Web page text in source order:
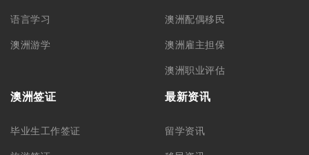
语言学习
澳洲游学
澳洲配偶移民
澳洲雇主担保
澳洲职业评估
澳洲签证
毕业生工作签证
最新资讯
留学资讯